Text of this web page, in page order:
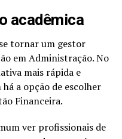
acadêmica
tornar um gestor
em Administração. No
mais rápida e
a opção de escolher
Financeira.
ver profissionais de